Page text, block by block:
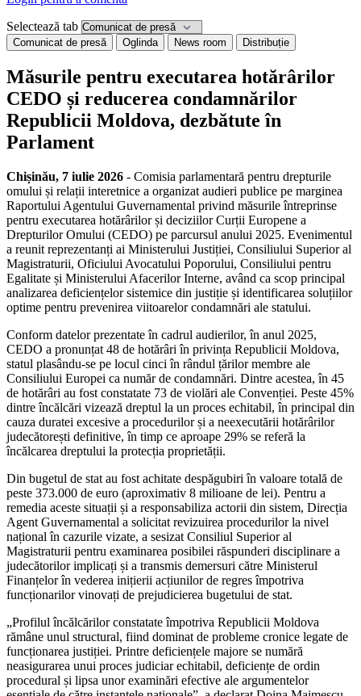
Selectează tab
Comunicat de presă Oglinda News room Distribuție
Măsurile pentru executarea hotărârilor
CEDO și reducerea condamnărilor
Republicii Moldova, dezbătute în
Parlament
Chișinău, 7 iulie 2026 - Comisia parlamentară pentru drepturile
omului și relații interetnice a organizat audieri publice pe marginea
Raportului Agentului Guvernamental privind măsurile întreprinse
pentru executarea hotărârilor și deciziilor Curții Europene a
Drepturilor Omului (CEDO) pe parcursul anului 2025. Evenimentul
a reunit reprezentanți ai Ministerului Justiției, Consiliului Superior al
Magistraturii, Oficiului Avocatului Poporului, Consiliului pentru
Egalitate și Ministerului Afacerilor Interne, având ca scop principal
analizarea deficiențelor sistemice din justiție și identificarea soluțiilor
optime pentru prevenirea viitoarelor condamnări ale statului.
Conform datelor prezentate în cadrul audierilor, în anul 2025,
CEDO a pronunțat 48 de hotărâri în privința Republicii Moldova,
statul plasându-se pe locul cinci în rândul țărilor membre ale
Consiliului Europei ca număr de condamnări. Dintre acestea, în 45
de hotărâri au fost constatate 73 de violări ale Convenției. Peste 45%
dintre încălcări vizează dreptul la un proces echitabil, în principal din
cauza duratei excesive a procedurilor și a neexecutării hotărârilor
judecătorești definitive, în timp ce aproape 29% se referă la
încălcarea dreptului la protecția proprietății.
Din bugetul de stat au fost achitate despăgubiri în valoare totală de
peste 373.000 de euro (aproximativ 8 milioane de lei). Pentru a
remedia aceste situații și a responsabiliza actorii din sistem, Direcția
Agent Guvernamental a solicitat revizuirea procedurilor la nivel
național în cazurile vizate, a sesizat Consiliul Superior al
Magistraturii pentru examinarea posibilei răspunderi disciplinare a
judecătorilor implicați și a transmis demersuri către Ministerul
Finanțelor în vederea inițierii acțiunilor de regres împotriva
funcționarilor vinovați de prejudicierea bugetului de stat.
„Profilul încălcărilor constatate împotriva Republicii Moldova
rămâne unul structural, fiind dominat de probleme cronice legate de
funcționarea justiției. Printre deficiențele majore se numără
neasigurarea unui proces judiciar echitabil, deficiențe de ordin
procedural și lipsa unor examinări efective ale argumentelor